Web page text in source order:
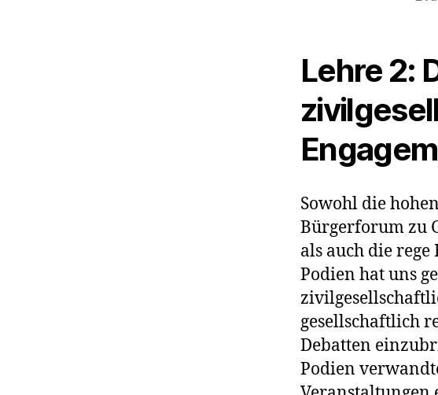
Lehre 2:
Sowohl die
Bürgerforum zu
als auch die
Podien hat uns
gesellschaftlich
Debatten
Podien